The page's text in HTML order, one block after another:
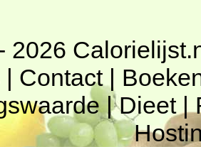
2026
| Contact|
|Dieet|